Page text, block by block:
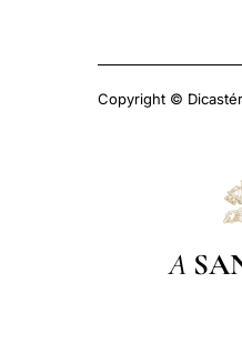
Copyright ©
A